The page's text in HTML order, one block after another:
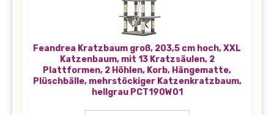
Feandrea Kratzbaum groß, 203,5 cm hoch, XXL
Katzenbaum, mit 13 Kratzsäulen, 2
Plattformen, 2 Höhlen, Korb, Hängematte,
Plüschbälle, mehrstöckiger Katzenkratzbaum,
hellgrau PCT190W01